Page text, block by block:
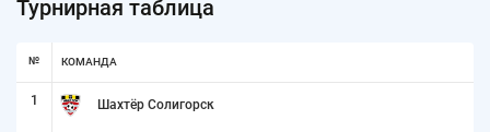
Турнирная таблица
№ КОМАНДА
1 Шахтёр Солигорск